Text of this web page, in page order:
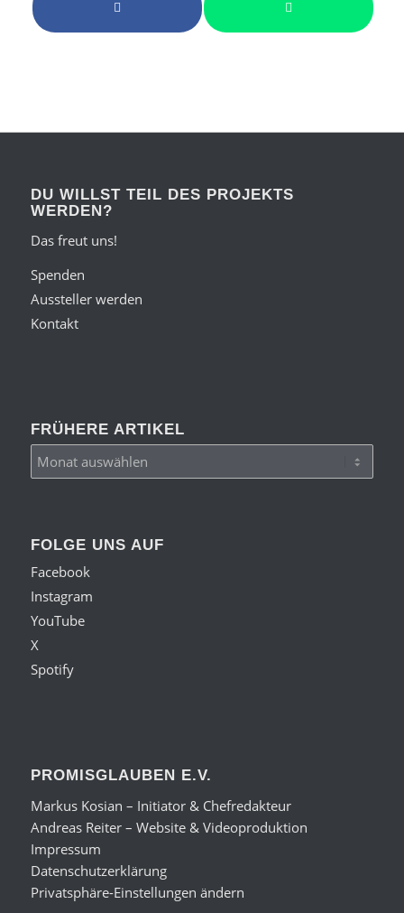
DU WILLST TEIL DES PROJEKTS
WERDEN?
Das freut uns!
Spenden
Aussteller werden
Kontakt
FRÜHERE ARTIKEL
FOLGE UNS AUF
Facebook
Instagram
YouTube
X
Spotify
PROMISGLAUBEN E.V.
Markus Kosian – Initiator & Chefredakteur
Andreas Reiter – Website & Videoproduktion
Impressum
Datenschutzerklärung
Privatsphäre-Einstellungen ändern